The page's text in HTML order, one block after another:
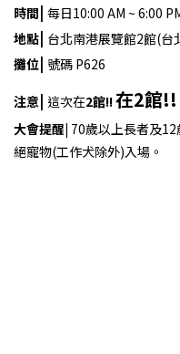
時間| 每日10:00 AM ~ 6:00
地點| 台北南港展覽館2館(台
攤位| 號碼 P626
注意| 這次在2館!!在2館!!
大會提醒| 70歲以上長者及
絕寵物(工作犬除外)入場。